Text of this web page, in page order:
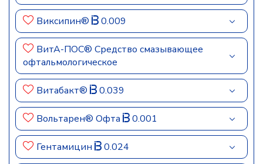
Виксипин® 0.009
ВитА-ПОС® Средство смазывающее
офтальмологическое
Витабакт® 0.039
Вольтарен® Офта 0.001
Гентамицин 0.024